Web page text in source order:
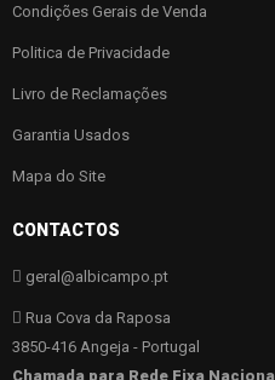
Condições Gerais de Venda
Politica de Privacidade
Livro de Reclamações
Garantia Usados
Mapa do Site
CONTACTOS
geral@albicampo.pt
Rua Cova da Raposa
3850-416 Angeja - Portugal
Chamada para Rede Fixa Nacional